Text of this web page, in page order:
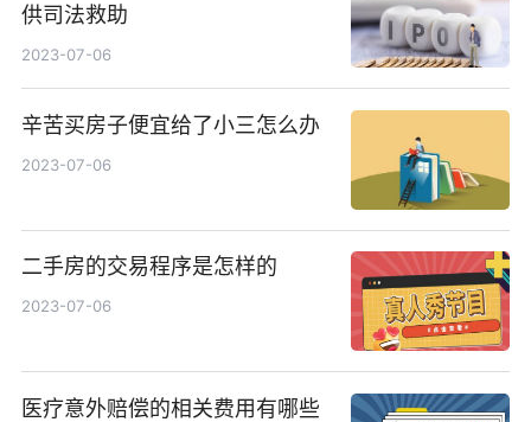
供司法救助
2023-07-06
辛苦买房子便宜给了小三怎么办
2023-07-06
二手房的交易程序是怎样的
2023-07-06
医疗意外赔偿的相关费用有哪些